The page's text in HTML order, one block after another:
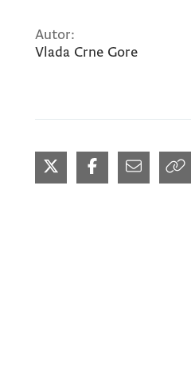
Autor:
Vlada Crne Gore